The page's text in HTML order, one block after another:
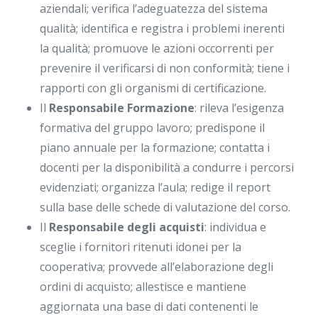
aziendali; verifica l’adeguatezza del sistema
qualità; identifica e registra i problemi inerenti
la qualità; promuove le azioni occorrenti per
prevenire il verificarsi di non conformità; tiene i
rapporti con gli organismi di certificazione.
Il Responsabile Formazione: rileva l’esigenza
formativa del gruppo lavoro; predispone il
piano annuale per la formazione; contatta i
docenti per la disponibilità a condurre i percorsi
evidenziati; organizza l’aula; redige il report
sulla base delle schede di valutazione del corso.
Il Responsabile degli acquisti: individua e
sceglie i fornitori ritenuti idonei per la
cooperativa; provvede all’elaborazione degli
ordini di acquisto; allestisce e mantiene
aggiornata una base di dati contenenti le